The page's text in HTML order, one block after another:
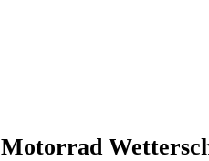
Motorrad